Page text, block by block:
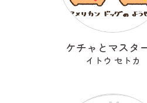
ケチャとマスタ
イトウ セトカ